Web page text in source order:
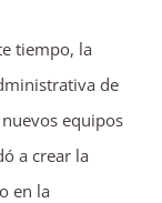
tiempo, la
de
equipos
a crear la
en la